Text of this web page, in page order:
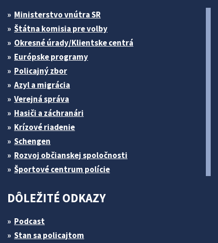
Ministerstvo vnútra SR
Štátna komisia pre volby
Okresné úrady/Klientske centrá
Európske programy
Policajný zbor
Azyl a migrácia
Verejná správa
Hasiči a záchranári
Krízové riadenie
Schengen
Rozvoj občianskej spoločnosti
Športové centrum polície
DÔLEŽITÉ ODKAZY
Podcast
Stan sa policajtom